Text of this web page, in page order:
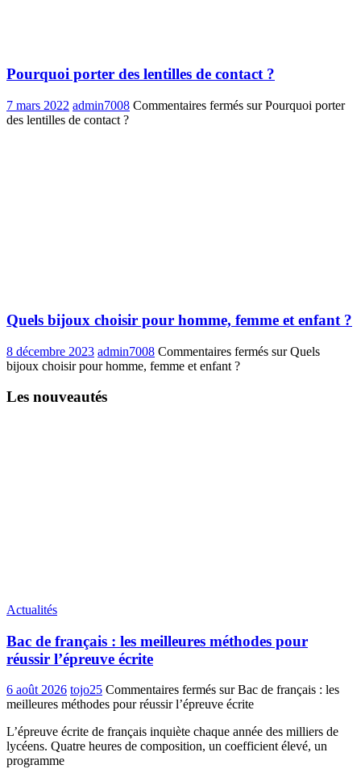
Pourquoi porter des lentilles de contact ?
7 mars 2022 admin7008 Commentaires fermés sur Pourquoi porter
des lentilles de contact ?
Quels bijoux choisir pour homme, femme et enfant ?
8 décembre 2023 admin7008 Commentaires fermés sur Quels
bijoux choisir pour homme, femme et enfant ?
Les nouveautés
Actualités
Bac de français : les meilleures méthodes pour
réussir l’épreuve écrite
6 août 2026 tojo25 Commentaires fermés sur Bac de français : les
meilleures méthodes pour réussir l’épreuve écrite
L’épreuve écrite de français inquiète chaque année des milliers de
lycéens. Quatre heures de composition, un coefficient élevé, un
programme